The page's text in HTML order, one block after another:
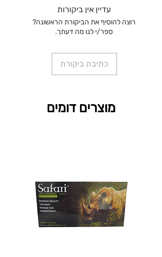
עדיין אין ביקורות
רוצה להוסיף את הביקורת הראשונה?
ספר/י לנו מה דעתך.
כתיבת ביקורת
מוצרים דומים